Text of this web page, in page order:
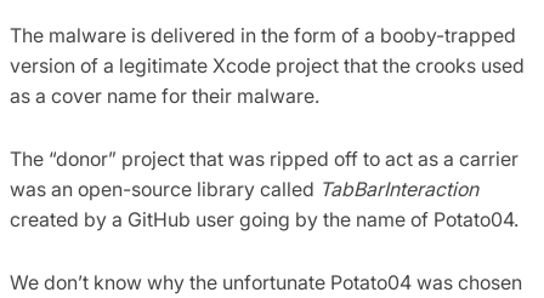
The malware is delivered in the form of a booby-trapped
version of a legitimate Xcode project that the crooks used
as a cover name for their malware.
The “donor” project that was ripped off to act as a carrier
was an open-source library called TabBarInteraction
created by a GitHub user going by the name of Potato04.
We don’t know why the unfortunate Potato04 was chosen